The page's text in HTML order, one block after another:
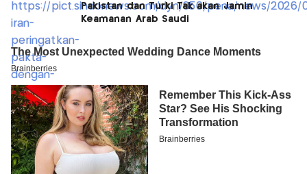
Pakistan dan Turki Tak akan Jamin
Keamanan Arab Saudi